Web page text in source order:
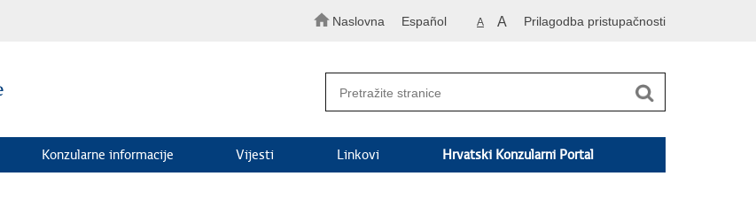
Naslovna Español A A Prilagodba pristupačnosti
Konzularne informacije Vijesti Linkovi Hrvatski Konzularni Portal